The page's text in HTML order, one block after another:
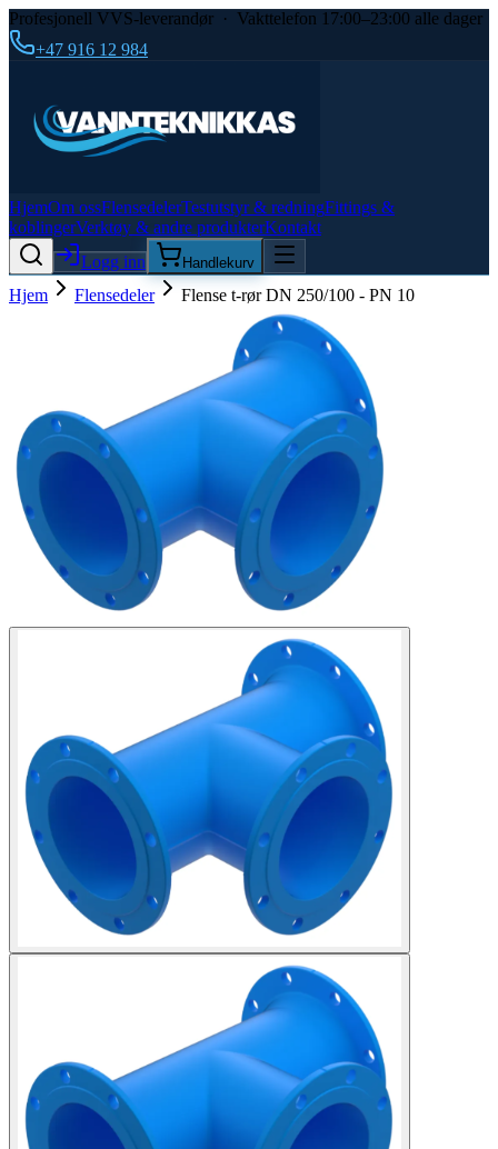
Profesjonell VVS-leverandør · Vakttelefon 17:00–23:00 alle dager
+47 916 12 984
HjemOm ossFlensedelerTestutstyr & redningFittings &
koblingerVerktøy & andre produkterKontakt
Logg inn
Handlekurv
Hjem Flensedeler Flense t-rør DN 250/100 - PN 10